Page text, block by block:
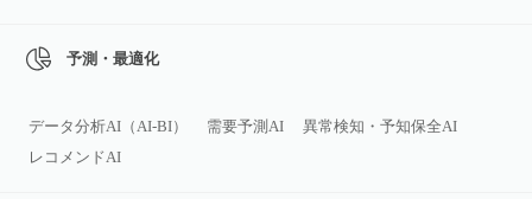
予測・最適化
データ分析AI（AI‑BI） 需要予測AI
異常検知・予知保全AI
レコメンドAI